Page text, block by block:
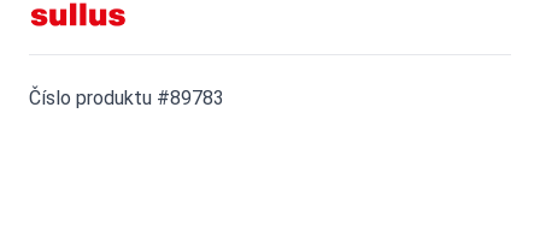
Číslo produktu #89783